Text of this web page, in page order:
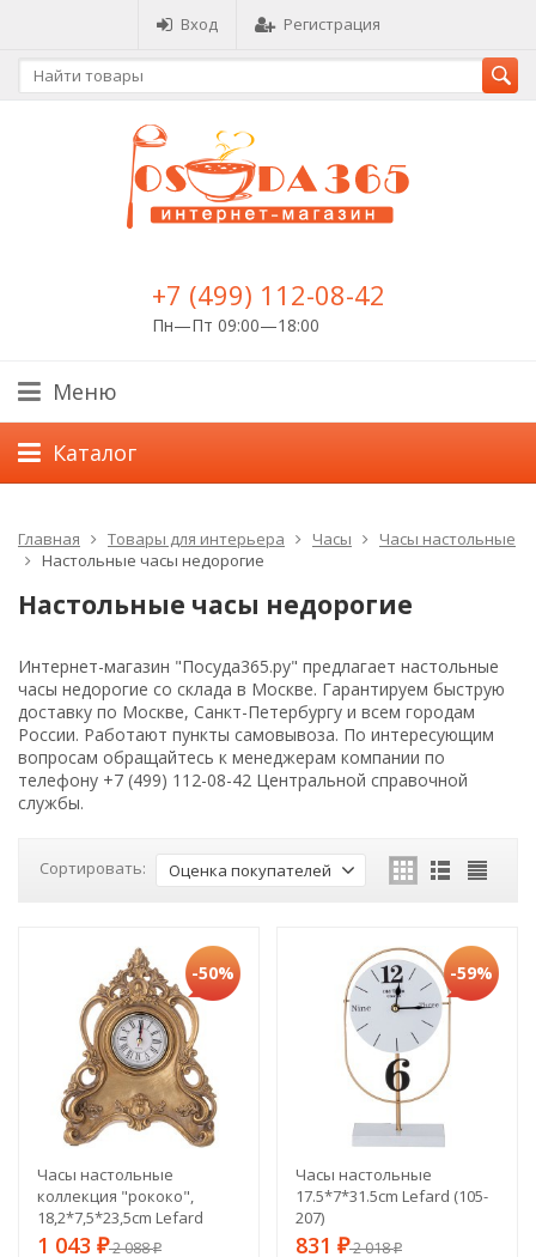
Вход Регистрация
+7 (499) 112-08-42
Пн—Пт 09:00—18:00
Меню
Каталог
Главная Товары для интерьера Часы
Часы настольные
Настольные часы недорогие
Настольные часы недорогие
Интернет-магазин "Посуда365.ру" предлагает настольные
часы недорогие со склада в Москве. Гарантируем быструю
доставку по Москве, Санкт-Петербургу и всем городам
России. Работают пункты самовывоза. По интересующим
вопросам обращайтесь к менеджерам компании по
телефону +7 (499) 112-08-42 Центральной справочной
службы.
Сортировать: Оценка покупателей
-50%
Часы настольные
коллекция "рококо",
18,2*7,5*23,5cm Lefard
(504-383)
1 043 ₽2 088₽
-59%
Часы настольные
17.5*7*31.5cm Lefard (105-
207)
831 ₽2 018₽